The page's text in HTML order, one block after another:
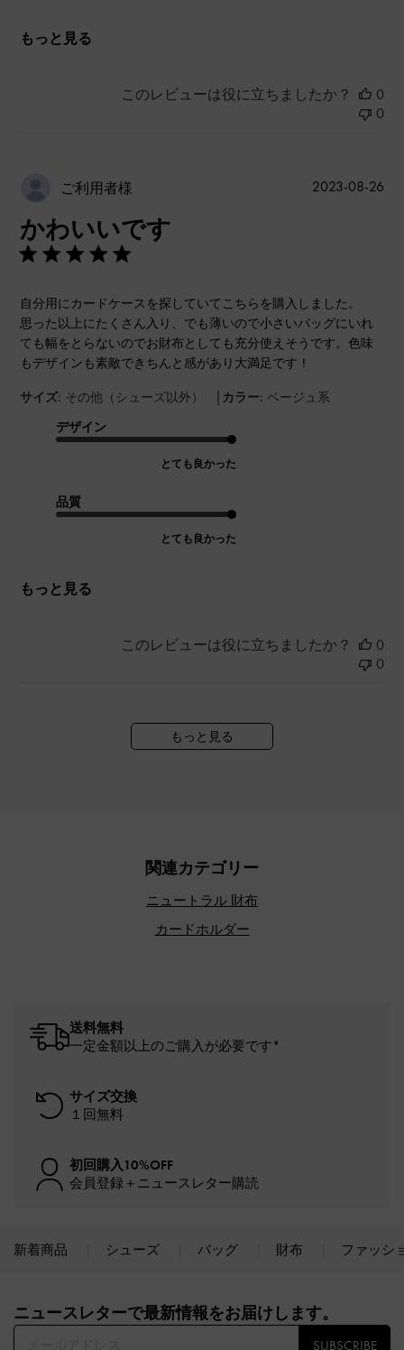
もっと見る
このレビューは役に立ちましたか？
0
0
ご利用者様
かわいいです
自分用にカードケースを探していてこちらを購入しました。
思った以上にたくさん入り、でも薄いので小さいバッグにいれ
ても幅をとらないのでお財布としても充分使えそうです。色味
もデザインも素敵できちんと感があり大満足です！
サイズ: その他（シューズ以外） | カラー: ベージュ系
デザイン
とても良かった
品質
とても良かった
もっと見る
公
2023-08-26
このレビューは役に立ちましたか？
0
0
もっと見る
関連カテゴリー
ニュートラル 財布
カードホルダー
送料無料
一定金額以上のご購入が必要です*
サイズ交換
１回無料
初回購入10%OFF
会員登録＋ニュースレター購読
新着商品 シューズ バッグ 財布 ファッシ
ニュースレターで最新情報をお届けします。​
SUBSCRIBE